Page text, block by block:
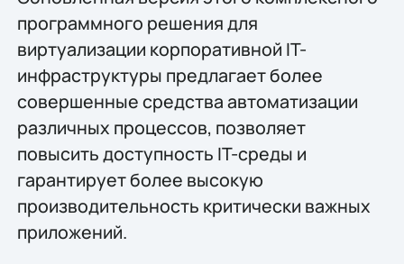
программного решения для
виртуализации корпоративной IT-
инфраструктуры предлагает более
совершенные средства автоматизации
различных процессов, позволяет
повысить доступность IT-среды и
гарантирует более высокую
производительность критически важных
приложений.